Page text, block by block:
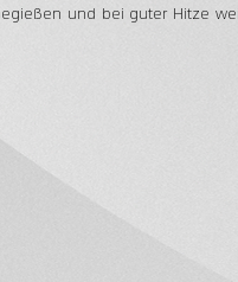
und bei guter Hitze